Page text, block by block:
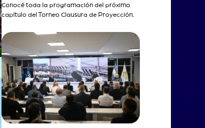
Conocé toda la programación del próximo
capítulo del Torneo Clausura de Proyección.